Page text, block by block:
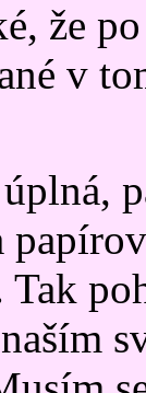
že
v
Tak